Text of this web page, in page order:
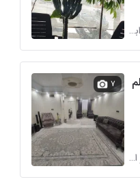
مشاور آقای زرکار املاک رحمانی در ابوذر
آژانس املاک طهران در ابوذر
۷